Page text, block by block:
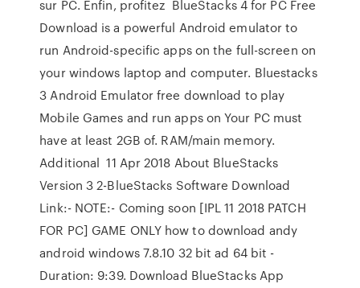
sur PC. Enfin, profitez BlueStacks 4 for PC Free
Download is a powerful Android emulator to
run Android-specific apps on the full-screen on
your windows laptop and computer. Bluestacks
3 Android Emulator free download to play
Mobile Games and run apps on Your PC must
have at least 2GB of. RAM/main memory.
Additional 11 Apr 2018 About BlueStacks
Version 3 2-BlueStacks Software Download
Link:- NOTE:- Coming soon [IPL 11 2018 PATCH
FOR PC] GAME ONLY how to download andy
android windows 7.8.10 32 bit ad 64 bit -
Duration: 9:39. Download BlueStacks App